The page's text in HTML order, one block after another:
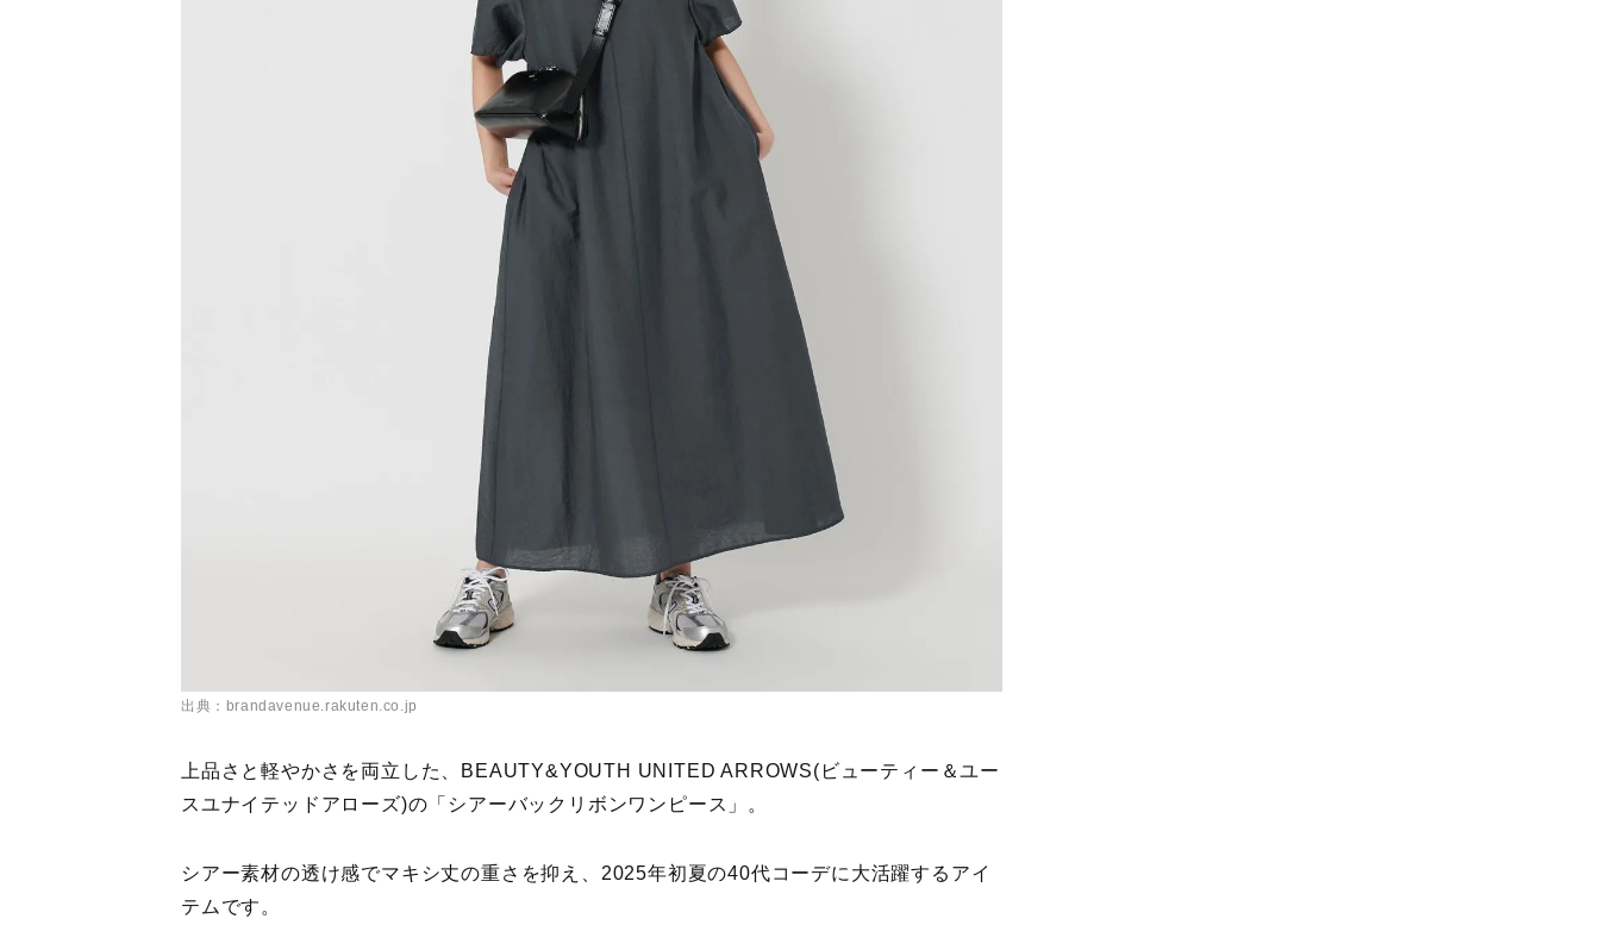
出典：brandavenue.rakuten.co.jp
上品さと軽やかさを両立した、BEAUTY&YOUTH UNITED ARROWS(ビューティー＆ユー
スユナイテッドアローズ)の「シアーバックリボンワンピース」。
シアー素材の透け感でマキシ丈の重さを抑え、2025年初夏の40代コーデに大活躍するアイ
テムです。